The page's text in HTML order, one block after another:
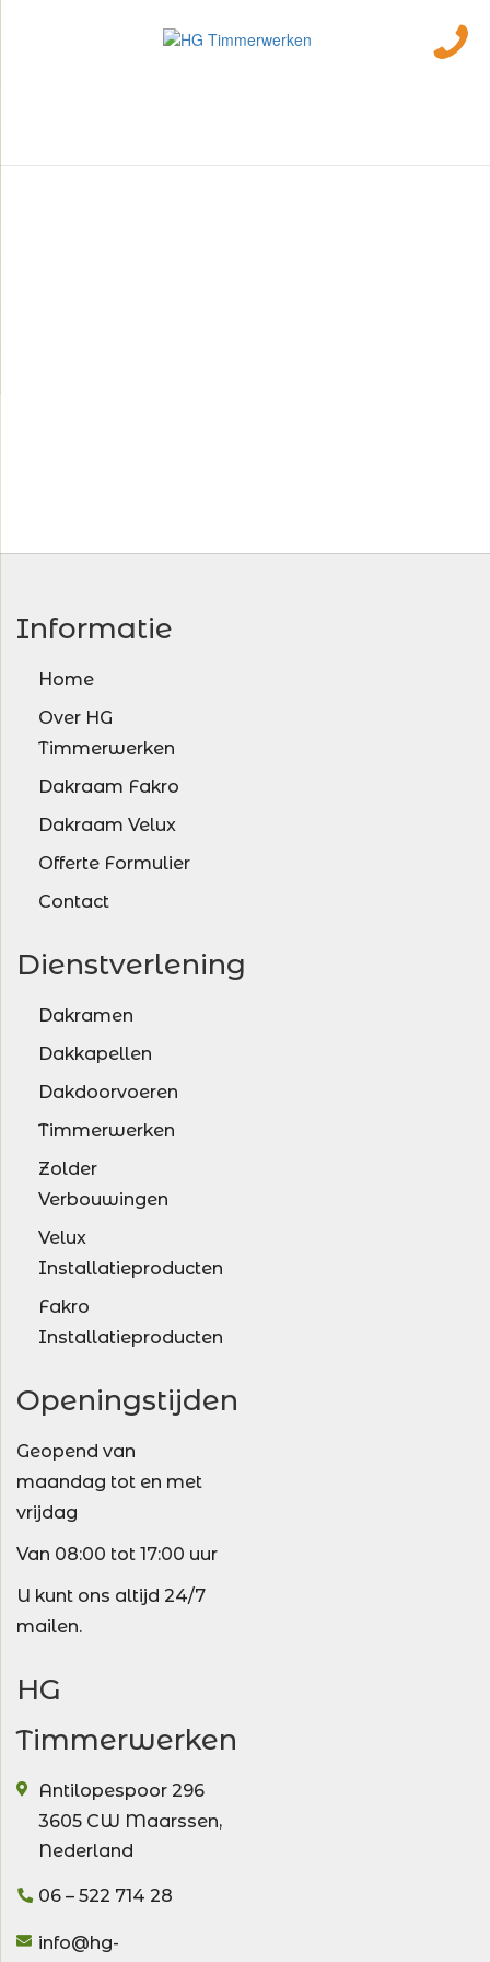
Informatie
Home
Over HG
Timmerwerken
Dakraam Fakro
Dakraam Velux
Offerte Formulier
Contact
Dienstverlening
Dakramen
Dakkapellen
Dakdoorvoeren
Timmerwerken
Zolder
Verbouwingen
Velux
Installatieproducten
Fakro
Installatieproducten
Openingstijden
Geopend van
maandag tot en met
vrijdag
Van 08:00 tot 17:00 uur
U kunt ons altijd 24/7
mailen.
HG
Timmerwerken
Antilopespoor 296
3605 CW Maarssen,
Nederland
06 – 522 714 28
info@hg-